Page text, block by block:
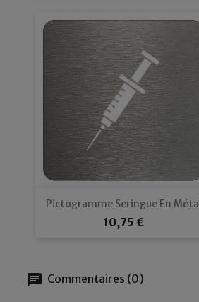
Pictogramme Seringue En Métal
Prix
10,75 €
chat Commentaires (0)